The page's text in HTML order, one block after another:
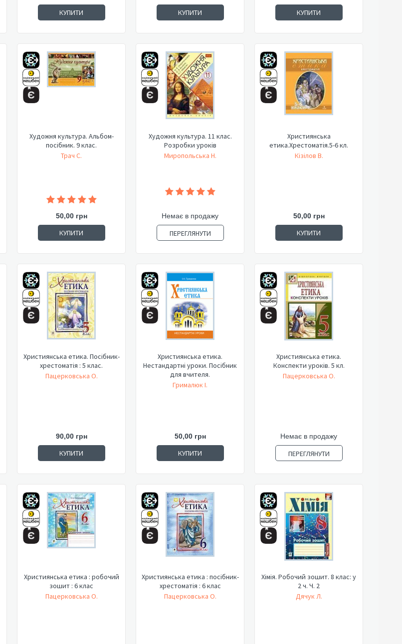
КУПИТИ КУПИТИ КУПИТИ
Художня культура. Альбом-
посібник. 9 клас.
Трач С.
50,00 грн
КУПИТИ
Художня культура. 11 клас.
Розробки уроків
Миропольська Н.
Немає в продажу
ПЕРЕГЛЯНУТИ
Християнська
етика.Хрестоматія.5-6 кл.
Кізілов В.
50,00 грн
КУПИТИ
Християнська етика. Посібник-
хрестоматія : 5 клас.
Пацерковська О.
90,00 грн
КУПИТИ
Християнська етика.
Нестандартні уроки. Посібник
для вчителя.
Грималюк І.
50,00 грн
КУПИТИ
Християнська етика.
Конспекти уроків. 5 кл.
Пацерковська О.
Немає в продажу
ПЕРЕГЛЯНУТИ
Християнська етика : робочий
зошит : 6 клас
Пацерковська О.
Християнська етика : посібник-
хрестоматія : 6 клас
Пацерковська О.
Хімія. Робочий зошит. 8 клас: у
2 ч. Ч. 2
Дячук Л.